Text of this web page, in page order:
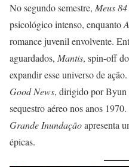
No segundo semestre, Meus 84
psicológico intenso, enquanto
romance juvenil envolvente.
aguardados, Mantis, spin-off
expandir esse universo de
Good News, dirigido por Byun
sequestro aéreo nos anos
Grande Inundaçãoapresenta
épicas.